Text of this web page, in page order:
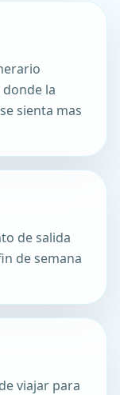
la
sienta mas
de salida
de semana
viajar para